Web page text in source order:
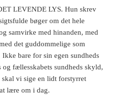
LEVENDE LYS. Hun skrev
bøger om det hele
samvirke med hinanden, med
det guddommelige som
bare for sin egen sundheds
fællesskabets sundheds skyld,
vi sige en lidt forstyrret
lære om i dag.